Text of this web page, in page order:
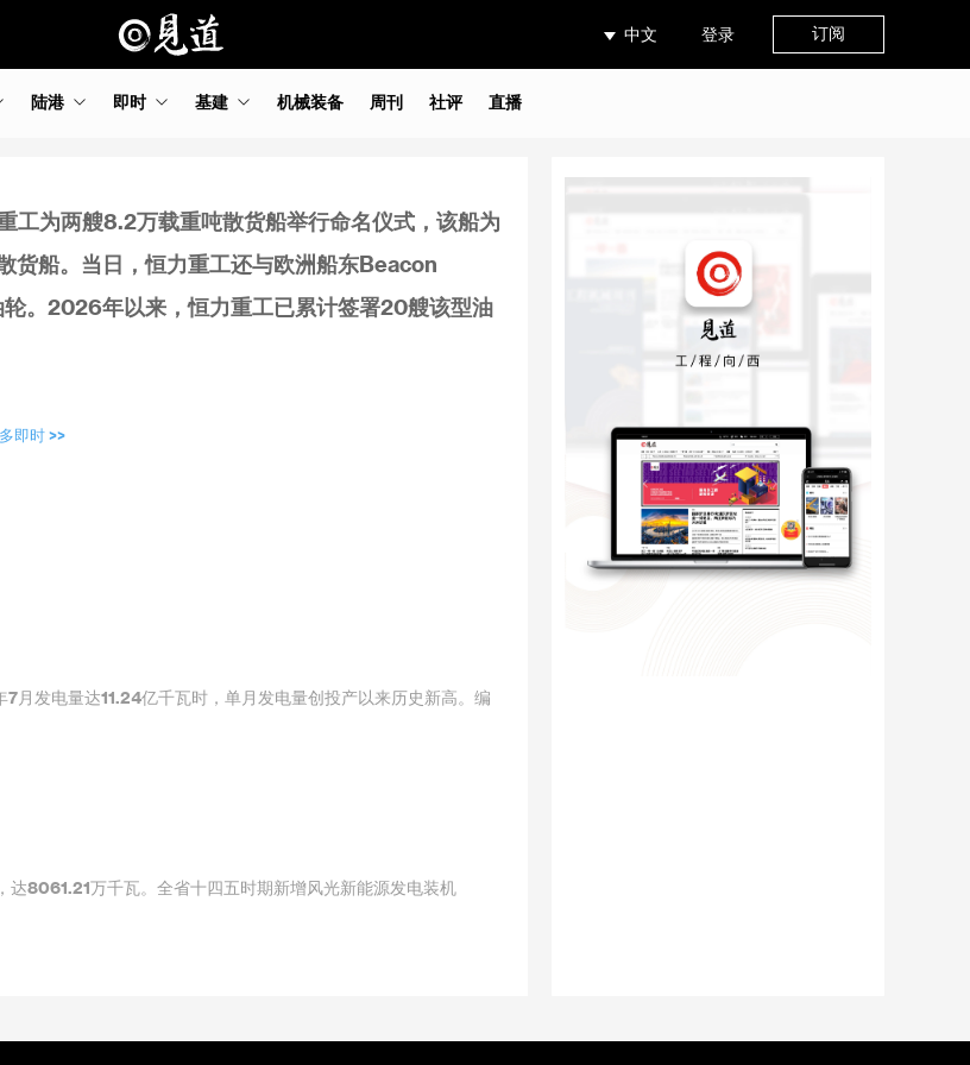
中文 登录 订阅
陆港 即时 基建 机械装备 周刊 社评 直播
工为两艘8.2万载重吨散货船举行命名仪式，该船为
货船。当日，恒力重工还与欧洲船东Beacon
。2026年以来，恒力重工已累计签署20艘该型油
即时 >>
发电量达11.24亿千瓦时，单月发电量创投产以来历史新高。编
8061.21万千瓦。全省十四五时期新增风光新能源发电装机